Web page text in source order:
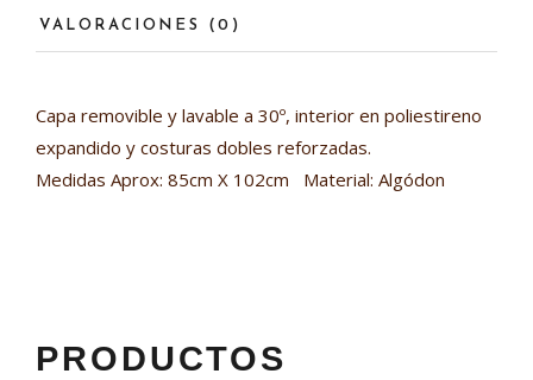
VALORACIONES (0)
Capa removible y lavable a 30º, interior en poliestireno
expandido y costuras dobles reforzadas.
Medidas Aprox: 85cm X 102cm Material: Algódon
PRODUCTOS